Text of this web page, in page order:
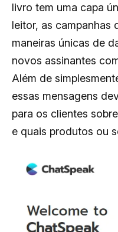
livro tem uma capa
leitor, as campanhas
maneiras únicas de
novos assinantes
Além de
essas mensagens
para os clientes
e quais produtos ou